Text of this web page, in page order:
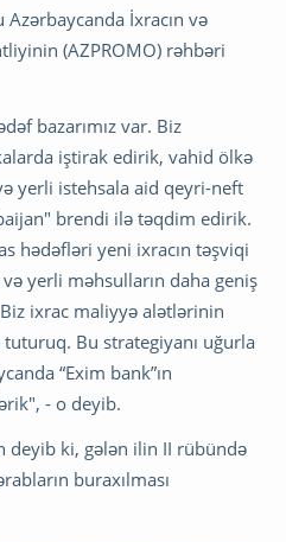
İxracın və
(AZPROMO) rəhbəri
bazarımız var. Biz
iştirak edirik, vahid ölkə
yerli istehsala aid qeyri-neft
brendi ilə təqdim edirik.
hədəfləri yeni ixracın təşviqi
yerli məhsulların daha geniş
ixrac maliyyə alətlərinin
Bu strategiyanı uğurla
“Exim bank”ın
- o deyib.
deyib ki, gələn ilin II rübündə
buraxılması